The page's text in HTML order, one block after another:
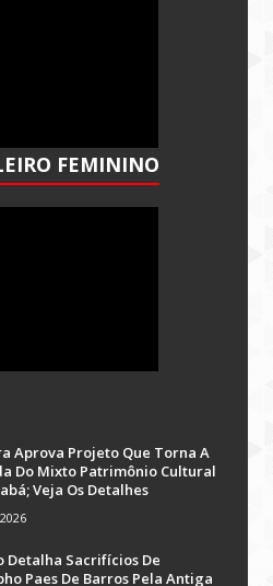
FEMININO
Aprova Projeto Que Torna A
Do Mixto Patrimônio Cultural
Veja Os Detalhes
Detalha Sacrifícios De
Paes De Barros Pela Antiga